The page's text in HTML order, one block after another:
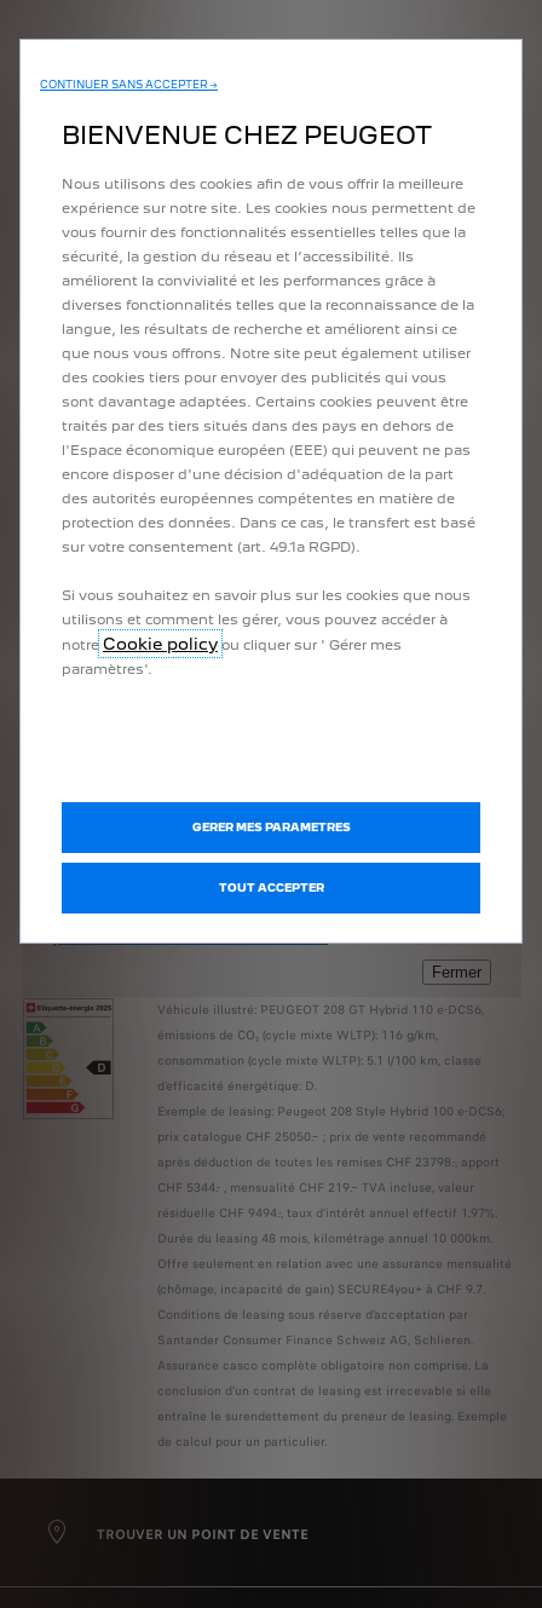
Véhicule illustré: PEUGEOT 208 GT Hybrid 110 e-DCS6,
émissions de CO₂ (cycle mixte WLTP): 116 g/km,
consommation (cycle mixte WLTP): 5.1 l/100 km, classe
d'efficacité énergétique: D.
Exemple de leasing: Peugeot 208 Style Hybrid 100 e-DCS6;
prix catalogue CHF 25050.– ; prix de vente recommandé
après déduction de toutes les remises CHF 23798.-, apport
CHF 5344.- , mensualité CHF 219.– TVA incluse, valeur
résiduelle CHF 9494.-, taux d’intérêt annuel effectif 1.97%.
Durée du leasing 48 mois, kilométrage annuel 10 000km.
Offre seulement en relation avec une assurance mensualité
(chômage, incapacité de gain) SECURE4you+ à CHF 9.7.
Conditions de leasing sous réserve d’acceptation par
Santander Consumer Finance Schweiz AG, Schlieren.
Assurance casco complète obligatoire non comprise. La
conclusion d’un contrat de leasing est irrecevable si elle
entraîne le surendettement du preneur de leasing. Exemple
de calcul pour un particulier.
TROUVER UN POINT DE VENTE
CONTINUER SANS ACCEPTER →
BIENVENUE CHEZ PEUGEOT
Nous utilisons des cookies afin de vous offrir la meilleure
expérience sur notre site. Les cookies nous permettent de
vous fournir des fonctionnalités essentielles telles que la
sécurité, la gestion du réseau et l’accessibilité. Ils
améliorent la convivialité et les performances grâce à
diverses fonctionnalités telles que la reconnaissance de la
langue, les résultats de recherche et améliorent ainsi ce
que nous vous offrons. Notre site peut également utiliser
des cookies tiers pour envoyer des publicités qui vous
sont davantage adaptées. Certains cookies peuvent être
traités par des tiers situés dans des pays en dehors de
l'Espace économique européen (EEE) qui peuvent ne pas
encore disposer d'une décision d'adéquation de la part
des autorités européennes compétentes en matière de
protection des données. Dans ce cas, le transfert est basé
sur votre consentement (art. 49.1a RGPD).
Si vous souhaitez en savoir plus sur les cookies que nous
utilisons et comment les gérer, vous pouvez accéder à
notre Cookie policy ou cliquer sur ' Gérer mes
paramètres'.
GERER MES PARAMETRES
TOUT ACCEPTER